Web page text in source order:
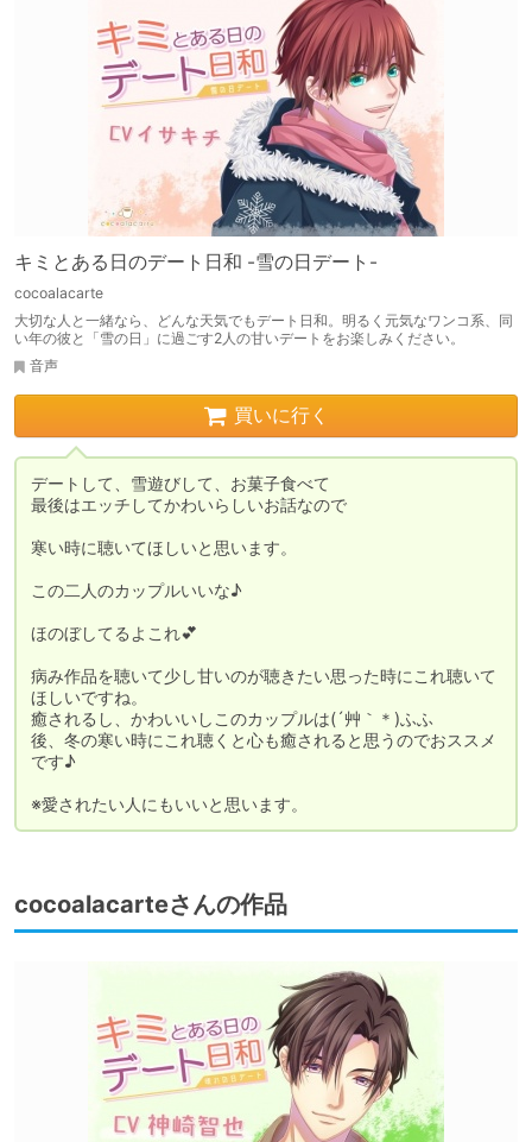
キミとある日のデート日和 -雪の日デート-
cocoalacarte
大切な人と一緒なら、どんな天気でもデート日和。明るく元気なワンコ系、同
い年の彼と「雪の日」に過ごす2人の甘いデートをお楽しみください。
音声
買いに行く
デートして、雪遊びして、お菓子食べて
最後はエッチしてかわいらしいお話なので
寒い時に聴いてほしいと思います。
この二人のカップルいいな♪
ほのぼしてるよこれ💕
病み作品を聴いて少し甘いのが聴きたい思った時にこれ聴いて
ほしいですね。
癒されるし、かわいいしこのカップルは(´艸｀＊)ふふ
後、冬の寒い時にこれ聴くと心も癒されると思うのでおススメ
です♪
cocoalacarteさんの作品